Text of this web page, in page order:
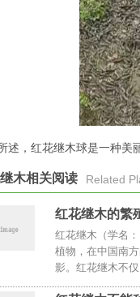
述，红花继木球是一种美
木相关阅读 Related
红花继木的繁
红花继木（学名
植物，在中国南
影。红花继木不仅